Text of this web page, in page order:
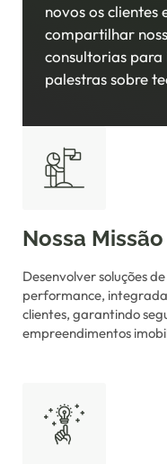
novos os clientes
compartilhar
consultorias
palestras sobre
Nossa Missão
Desenvolver soluções
performance,
clientes, garantindo
empreendimentos